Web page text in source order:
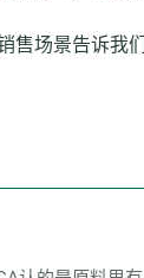
售场景告诉我